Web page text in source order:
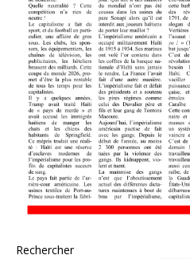
Rechercher